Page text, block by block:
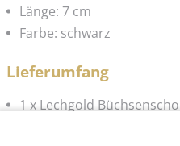
Länge: 7 cm
Farbe: schwarz
Lieferumfang
1 x Lechgold